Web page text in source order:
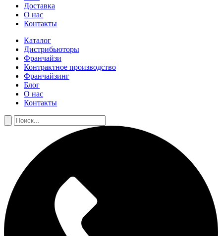
Доставка
О нас
Контакты
Каталог
Дистрибьюторы
Франчайзи
Контрактное производство
Франчайзинг
Блог
О нас
Контакты